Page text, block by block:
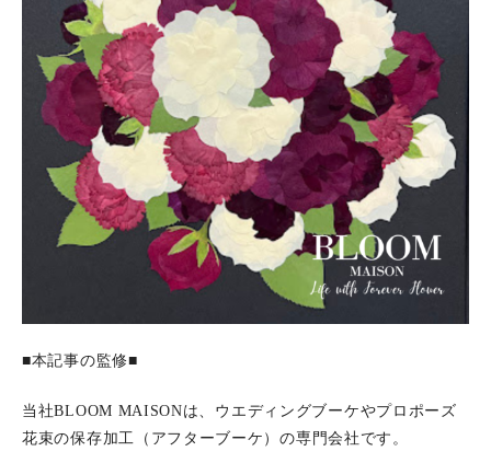
■本記事の監修■
当社BLOOM MAISONは、ウエディングブーケやプロポーズ
花束の保存加工（アフターブーケ）の専門会社です。